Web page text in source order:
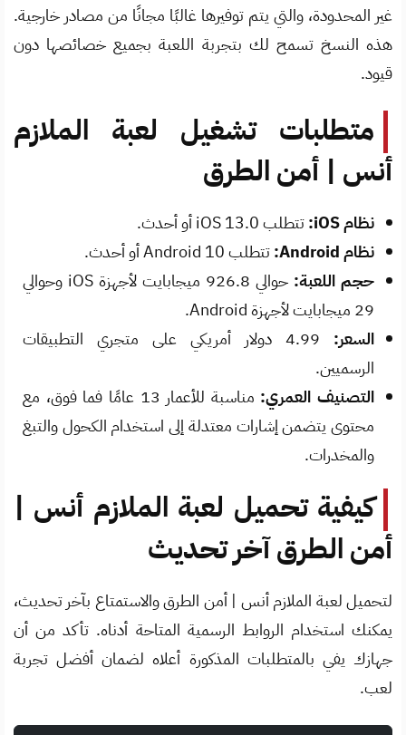
غير المحدودة، والتي يتم توفيرها غالبًا مجانًا من مصادر خارجية.
هذه النسخ تسمح لك بتجربة اللعبة بجميع خصائصها دون
قيود.
متطلبات تشغيل لعبة الملازم
أنس | أمن الطرق
نظام iOS:
تتطلب iOS 13.0 أو أحدث.
نظام Android:
تتطلب Android 10 أو أحدث.
حجم اللعبة:
حوالي 926.8 ميجابايت لأجهزة iOS وحوالي
29 ميجابايت لأجهزة Android.
السعر:
4.99 دولار أمريكي على متجري التطبيقات
الرسميين.
التصنيف العمري:
مناسبة للأعمار 13 عامًا فما فوق، مع
محتوى يتضمن إشارات معتدلة إلى استخدام الكحول والتبغ
والمخدرات.
كيفية تحميل لعبة الملازم أنس |
أمن الطرق آخر تحديث
لتحميل لعبة الملازم أنس | أمن الطرق والاستمتاع بآخر تحديث،
يمكنك استخدام الروابط الرسمية المتاحة أدناه. تأكد من أن
جهازك يفي بالمتطلبات المذكورة أعلاه لضمان أفضل تجربة
لعب.